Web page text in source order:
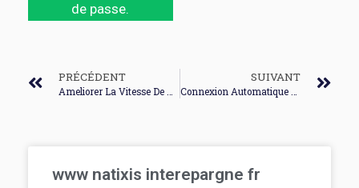
de passe.
PRÉCÉDENT SUIVANT
www natixis interepargne fr